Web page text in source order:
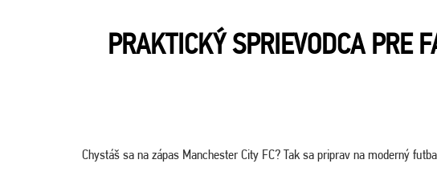
PRAKTICKÝ SPRIEVODCA PRE
Chystáš sa na zápas Manchester City FC? Tak sa priprav na moderný